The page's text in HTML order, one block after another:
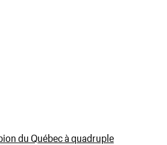
du Québec à quadruple